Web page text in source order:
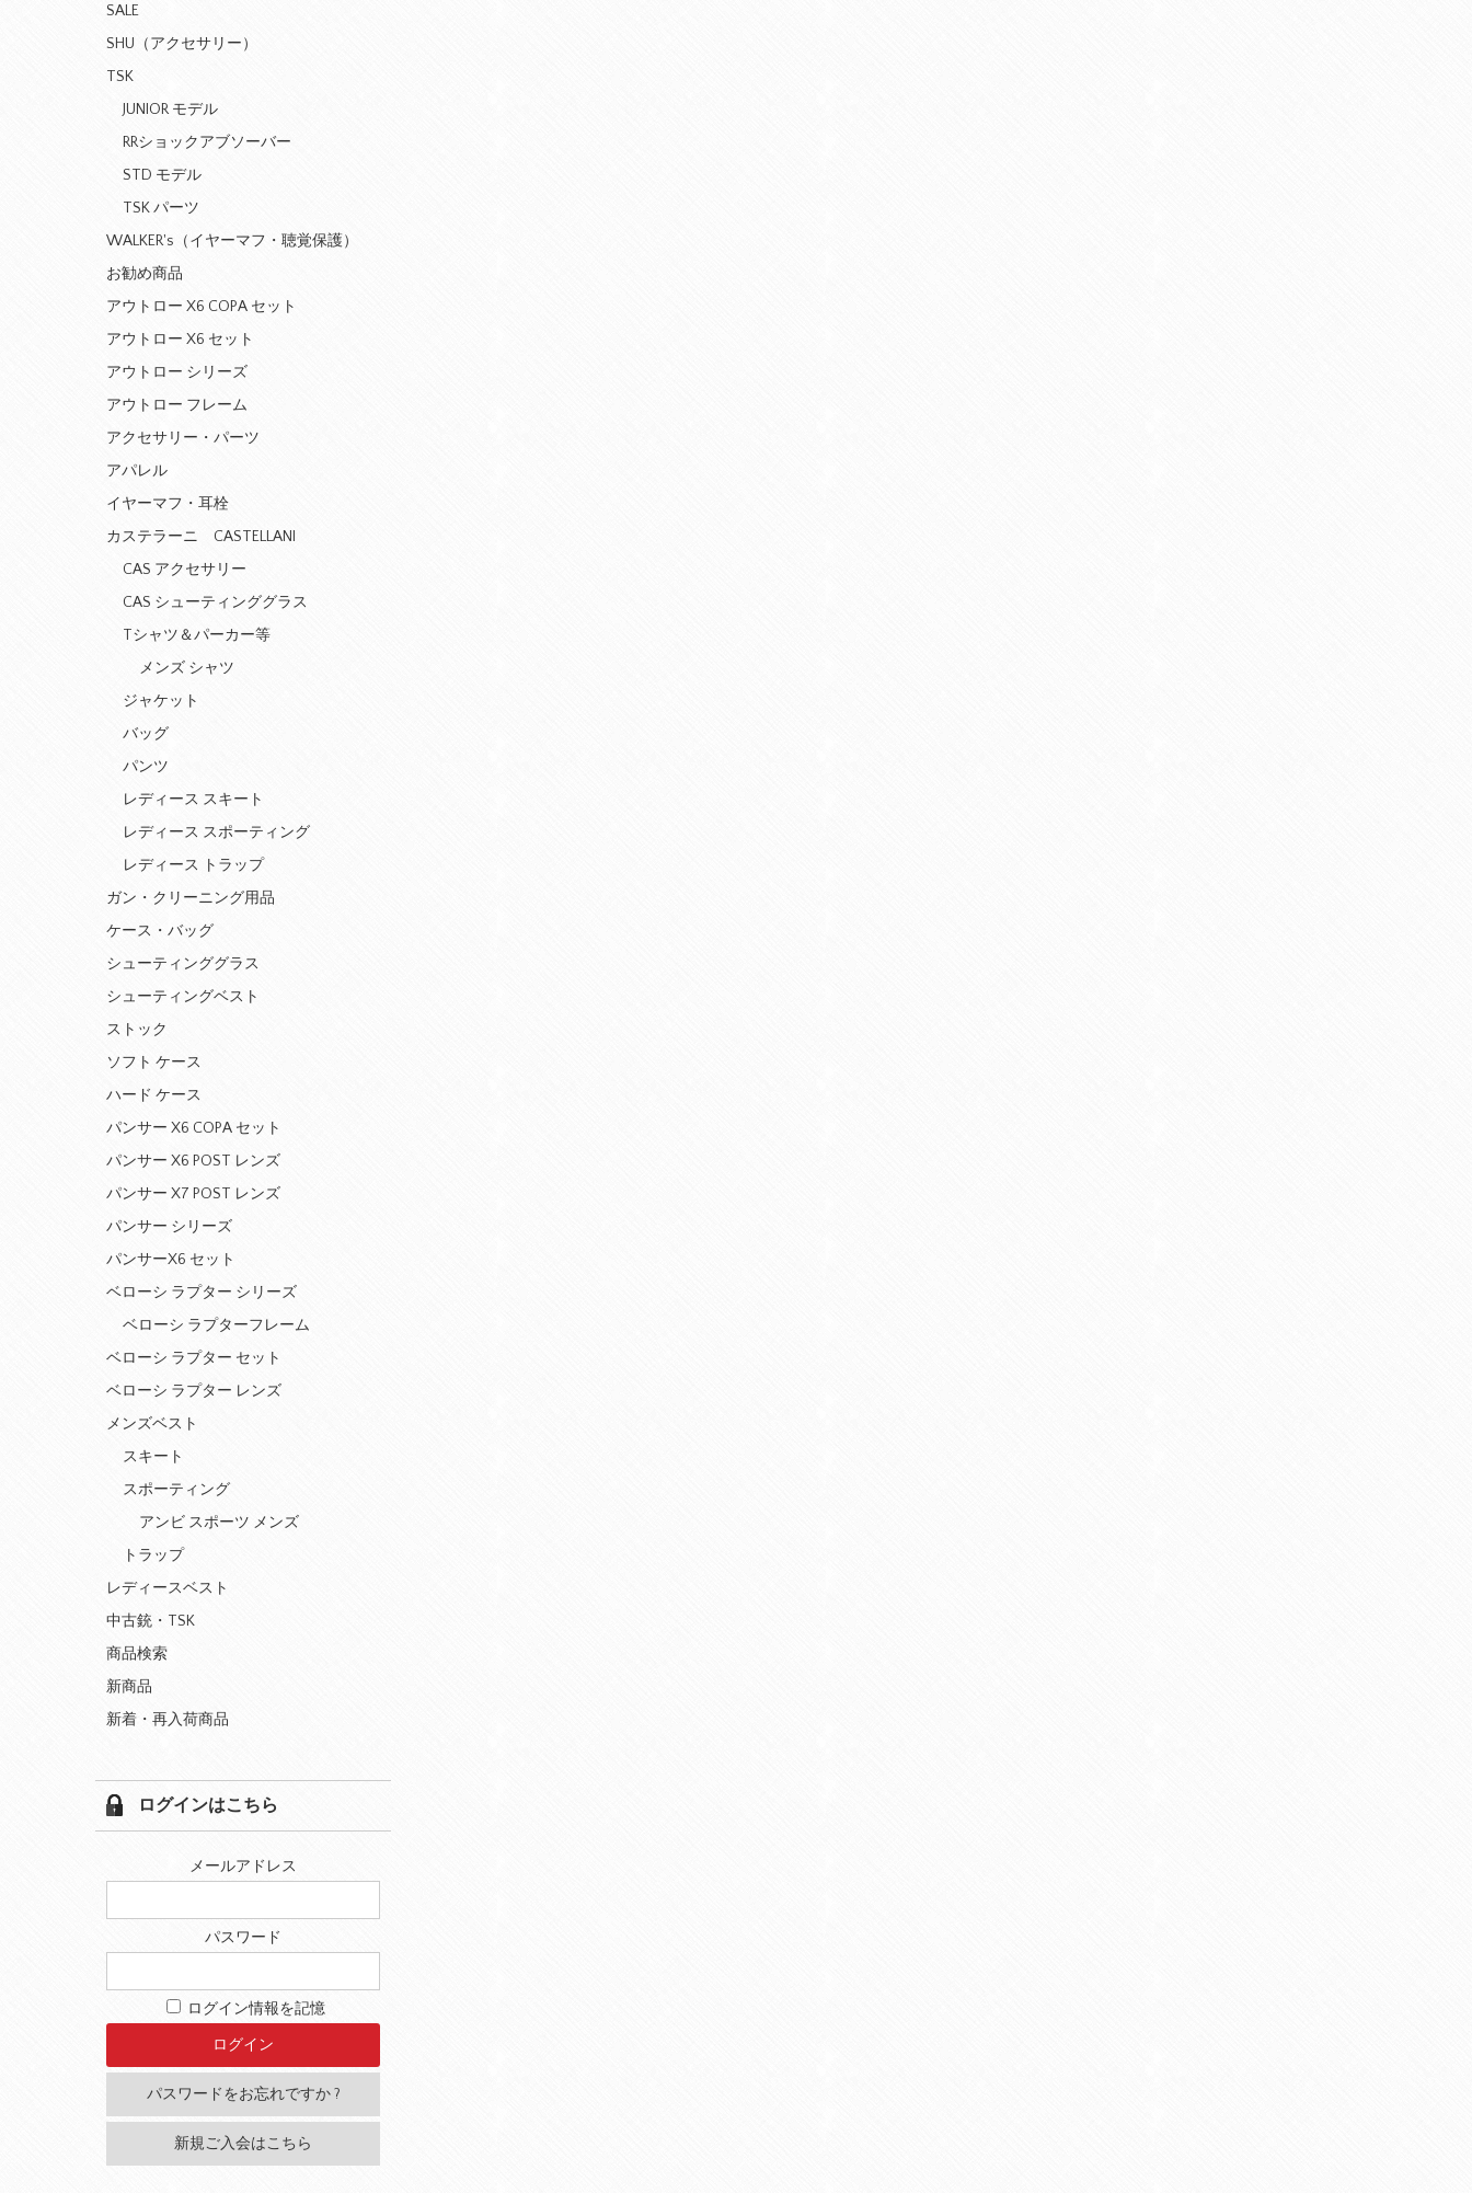
SALE
SHU（アクセサリー）
TSK
JUNIOR モデル
RRショックアブソーバー
STD モデル
TSK パーツ
WALKER's（イヤーマフ・聴覚保護）
お勧め商品
アウトロー X6 COPA セット
アウトロー X6 セット
アウトロー シリーズ
アウトロー フレーム
アクセサリー・パーツ
アパレル
イヤーマフ・耳栓
カステラーニ CASTELLANI
CAS アクセサリー
CAS シューティンググラス
Tシャツ＆パーカー等
メンズ シャツ
ジャケット
バッグ
パンツ
レディース スキート
レディース スポーティング
レディース トラップ
ガン・クリーニング用品
ケース・バッグ
シューティンググラス
シューティングベスト
ストック
ソフト ケース
ハード ケース
パンサー X6 COPA セット
パンサー X6 POST レンズ
パンサー X7 POST レンズ
パンサー シリーズ
パンサーX6 セット
ベローシ ラプター シリーズ
ベローシ ラプターフレーム
ベローシ ラプター セット
ベローシ ラプター レンズ
メンズベスト
スキート
スポーティング
アンビ スポーツ メンズ
トラップ
レディースベスト
中古銃・TSK
商品検索
新商品
新着・再入荷商品
ログインはこちら
メールアドレス
パスワード
ログイン情報を記憶
パスワードをお忘れですか ?
新規ご入会はこちら